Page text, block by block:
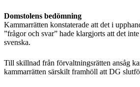
Domstolens bedömning
Kammarrätten konstaterade att det i
”frågor och svar” hade klargjorts att det
svenska.
Till skillnad från förvaltningsrätten ansåg
kammarrätten särskilt framhöll att DG